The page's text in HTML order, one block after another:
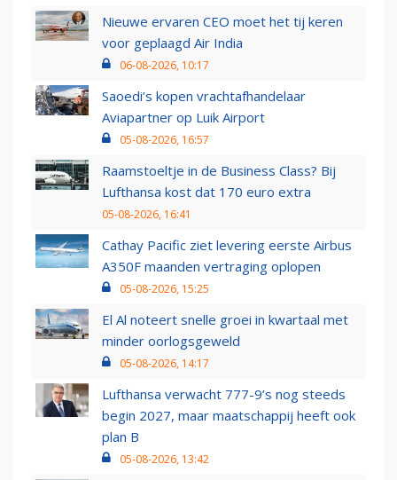
Nieuwe ervaren CEO moet het tij keren
voor geplaagd Air India
06-08-2026, 10:17
Saoedi’s kopen vrachtafhandelaar
Aviapartner op Luik Airport
05-08-2026, 16:57
Raamstoeltje in de Business Class? Bij
Lufthansa kost dat 170 euro extra
05-08-2026, 16:41
Cathay Pacific ziet levering eerste Airbus
A350F maanden vertraging oplopen
05-08-2026, 15:25
El Al noteert snelle groei in kwartaal met
minder oorlogsgeweld
05-08-2026, 14:17
Lufthansa verwacht 777-9’s nog steeds
begin 2027, maar maatschappij heeft ook
plan B
05-08-2026, 13:42